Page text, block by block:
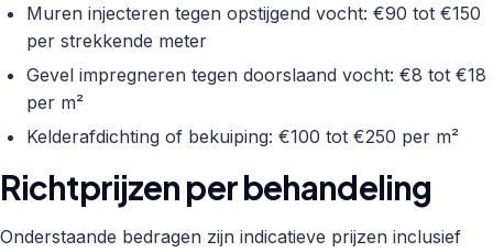
Muren injecteren tegen opstijgend vocht: €90 tot €150
per strekkende meter
Gevel impregneren tegen doorslaand vocht: €8 tot €18
per m²
Kelderafdichting of bekuiping: €100 tot €250 per m²
Richtprijzen per behandeling
Onderstaande bedragen zijn indicatieve prijzen inclusief